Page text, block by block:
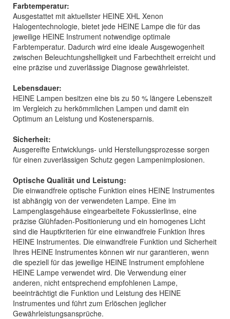
Farbtemperatur:
Ausgestattet mit aktuellster HEINE XHL Xenon
Halogentechnologie, bietet jede HEINE Lampe die für das
jeweilige HEINE Instrument notwendige optimale
Farbtemperatur. Dadurch wird eine ideale Ausgewogenheit
zwischen Beleuchtungshelligkeit und Farbechtheit erreicht und
eine präzise und zuverlässige Diagnose gewährleistet.
Lebensdauer:
HEINE Lampen besitzen eine bis zu 50 % längere Lebenszeit
im Vergleich zu herkömmlichen Lampen und damit ein
Optimum an Leistung und Kostenersparnis.
Sicherheit:
Ausgereifte Entwicklungs- unld Herstellungsprozesse sorgen
für einen zuverlässigen Schutz gegen Lampenimplosionen.
Optische Qualität und Leistung:
Die einwandfreie optische Funktion eines HEINE Instrumentes
ist abhängig von der verwendeten Lampe. Eine im
Lampenglasgehäuse eingearbeitete Fokussierlinse, eine
präzise Glühfaden-Positionierung und ein homogenes Licht
sind die Hauptkriterien für eine einwandfreie Funktion Ihres
HEINE Instrumentes. Die einwandfreie Funktion und Sicherheit
Ihres HEINE Instrumentes können wir nur garantieren, wenn
die speziell für das jeweilige HEINE Instrument empfohlene
HEINE Lampe verwendet wird. Die Verwendung einer
anderen, nicht entsprechend empfohlenen Lampe,
beeinträchtigt die Funktion und Leistung des HEINE
Instrumentes und führt zum Erlöschen jeglicher
Gewährleistungsansprüche.